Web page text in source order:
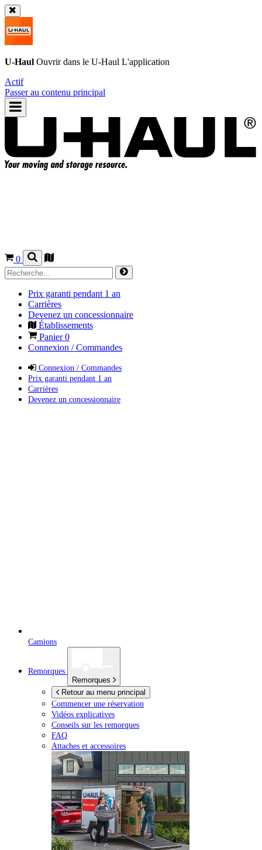
U-Haul Ouvrir dans le U-Haul L'application
Actif
Passer au contenu principal
0
Prix garanti pendant 1 an
Carrières
Devenez un concessionnaire
Établissements
Panier0
Connexion / Commandes
Connexion / Commandes
Prix garanti pendant 1 an
Carrières
Devenez un concessionnaire
Camions
Remorques
Remorques
Retour au menu principal
Commencer une réservation
Vidéos explicatives
Conseils sur les remorques
FAQ
Attaches et accessoires